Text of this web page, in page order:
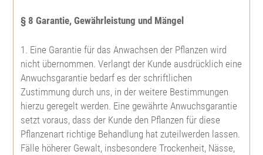
§ 8 Garantie, Gewährleistung und Mängel
1. Eine Garantie für das Anwachsen der Pflanzen wird
nicht übernommen. Verlangt der Kunde ausdrücklich eine
Anwuchsgarantie bedarf es der schriftlichen
Zustimmung durch uns, in der weitere Bestimmungen
hierzu geregelt werden. Eine gewährte Anwuchsgarantie
setzt voraus, dass der Kunde den Pflanzen für diese
Pflanzenart richtige Behandlung hat zuteilwerden lassen.
Fälle höherer Gewalt, insbesondere Trockenheit, Nässe,